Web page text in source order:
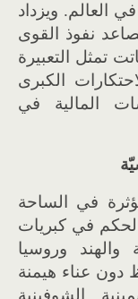
العالم. ويزداد
نفوذ القوى
تمثل التعبيرة
الكبرى
المالية في
في الساحة
في كبريات
والهند وروسيا
دون عناء هيمنة
الشوفينية